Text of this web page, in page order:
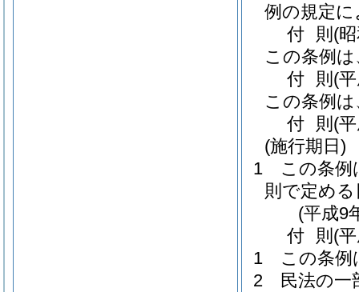
例の規定
付 則 (
この条例
付 則 (
この条例
付 則 (
(施行期日)
1
この条
則で定め
(平成9
付 則 (
1
この条例
2
民法の一